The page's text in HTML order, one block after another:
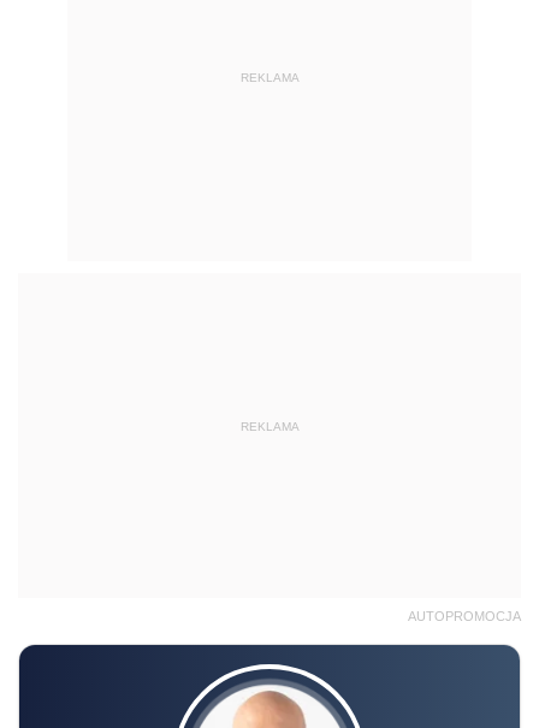
REKLAMA
REKLAMA
AUTOPROMOCJA